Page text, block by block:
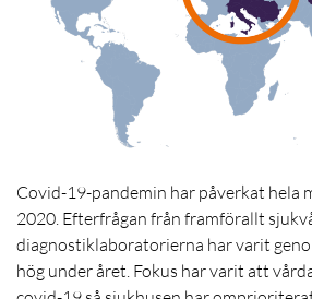
Covid-19-pandemin har påverkat hela
2020. Efterfrågan från framförallt
diagnostiklaboratorierna har varit
hög under året. Fokus har varit att